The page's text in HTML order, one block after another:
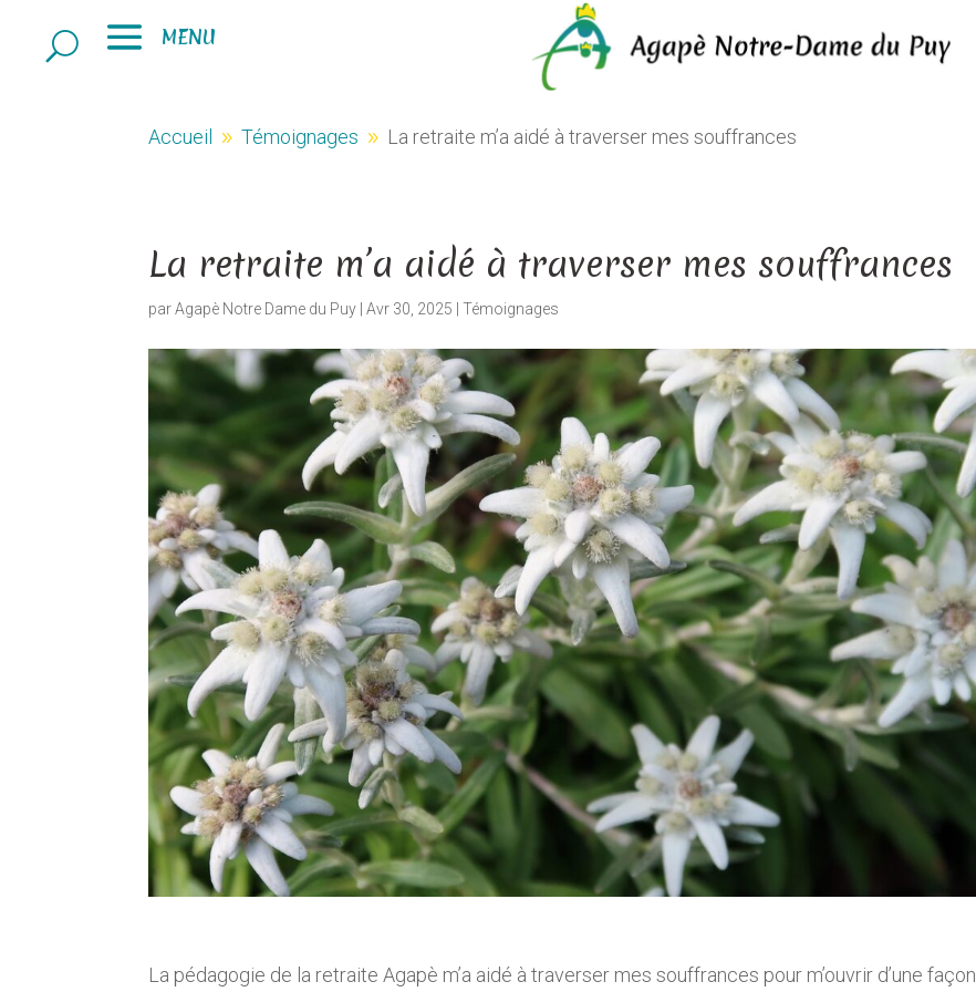
Accueil 9 Témoignages 9 La retraite m’a aidé à traverser mes souffrances
La retraite m’a aidé à traverser mes souffrances
parAgapè Notre Dame du Puy |Avr 30, 2025 |Témoignages
La pédagogie de la retraite Agapè m’a aidé à traverser mes souffrances pour m’ouvrir d’une façon